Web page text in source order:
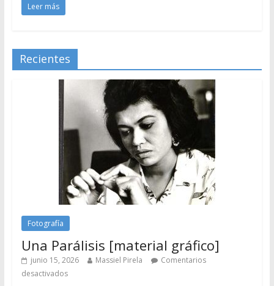
Leer más
Recientes
Fotografía
Una Parálisis [material gráfico]
junio 15, 2026 Massiel Pirela
Comentarios
desactivados